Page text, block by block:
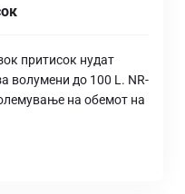
притисок нудат
волумени до 100 L. NR-
на обемот на